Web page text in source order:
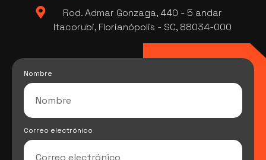
Rod. Admar Gonzaga, 440 - 5 andar
Itacorubi, Florianópolis - SC, 88034-000
Nombre
Correo electrónico